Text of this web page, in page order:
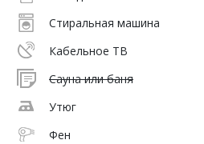
Стиральная машина
Кабельное ТВ
Сауна или баня
Утюг
Фен